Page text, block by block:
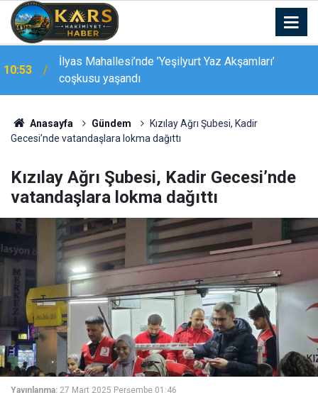
10:53
İlyas Mahallesi’nde ’Yeşilyurt Yaz Akşamları’
coşkusu yaşandı
10:47
Elazığ tenis takımı finale yükseldi
Anasayfa Gündem
Kızılay Ağrı Şubesi, Kadir
Gecesi’nde vatandaşlara lokma dağıttı
Kızılay Ağrı Şubesi, Kadir Gecesi’nde
vatandaşlara lokma dağıttı
Yayınlanma: 27 Mart 2025 Perşembe 01:46